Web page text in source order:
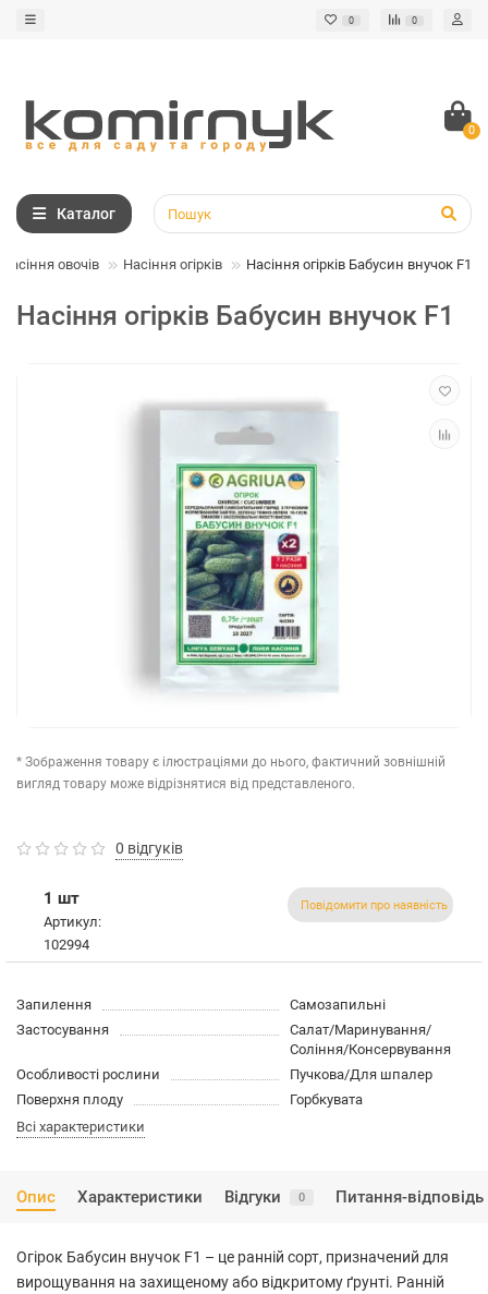
0 0
0
Каталог
Насіння овочів Насіння огірків Насіння огірків Бабусин внучок F1
Насіння огірків Бабусин внучок F1
* Зображення товару є ілюстраціями до нього, фактичний зовнішній
вигляд товару може відрізнятися від представленого.
0 відгуків
1 шт
Артикул:
102994
Повідомити про наявність
Запилення
Самозапильні
Застосування
Салат/Маринування/
Соління/Консервування
Особливості рослини
Пучкова/Для шпалер
Поверхня плоду
Горбкувата
Всі характеристики
Опис Характеристики Відгуки 0 Питання-відповідь
Огірок Бабусин внучок F1 – це ранній сорт, призначений для
вирощування на захищеному або відкритому ґрунті. Ранній